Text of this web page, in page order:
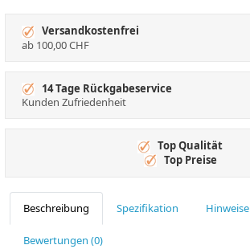
Versandkostenfrei
ab 100,00 CHF
14 Tage Rückgabeservice
Kunden Zufriedenheit
Top Qualität
Top Preise
Beschreibung Spezifikation Hinweise
Bewertungen (0)